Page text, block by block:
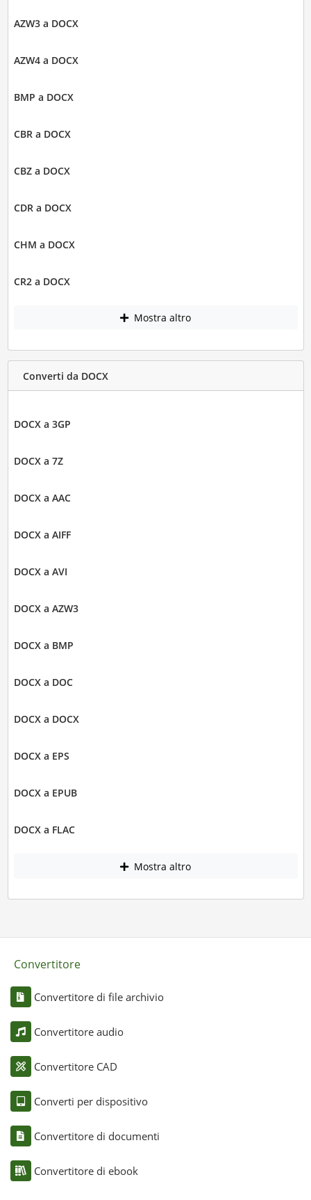
AZW3 a DOCX
AZW4 a DOCX
BMP a DOCX
CBR a DOCX
CBZ a DOCX
CDR a DOCX
CHM a DOCX
CR2 a DOCX
Mostra altro
Converti da DOCX
DOCX a 3GP
DOCX a 7Z
DOCX a AAC
DOCX a AIFF
DOCX a AVI
DOCX a AZW3
DOCX a BMP
DOCX a DOC
DOCX a DOCX
DOCX a EPS
DOCX a EPUB
DOCX a FLAC
Mostra altro
Convertitore
Convertitore di file archivio
Convertitore audio
Convertitore CAD
Converti per dispositivo
Convertitore di documenti
Convertitore di ebook